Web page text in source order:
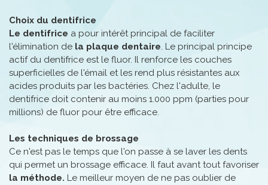
Choix du dentifrice
Le dentifrice a pour intérêt principal de faciliter
l'élimination de la plaque dentaire. Le principal principe
actif du dentifrice est le fluor. Il renforce les couches
superficielles de l'émail et les rend plus résistantes aux
acides produits par les bactéries. Chez l'adulte, le
dentifrice doit contenir au moins 1.000 ppm (parties pour
millions) de fluor pour être efficace.
Les techniques de brossage
Ce n'est pas le temps que l'on passe à se laver les dents
qui permet un brossage efficace. Il faut avant tout favoriser
la méthode. Le meilleur moyen de ne pas oublier de